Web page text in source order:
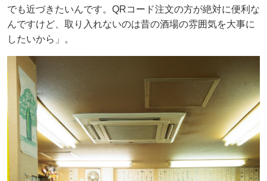
でも近づきたいんです。QRコード注文の方が絶対に便利な
んですけど、取り入れないのは昔の酒場の雰囲気を大事に
したいから」。